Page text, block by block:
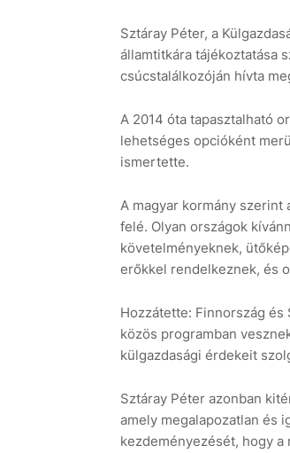
Sztáray Péter, a
államtitkára tájékoztatása
csúcstalálkozóján hívta
A 2014 óta tapasztalható
lehetséges opcióként
ismertette.
A magyar kormány szerint
felé. Olyan országok
követelményeknek,
erőkkel rendelkeznek, és
Hozzátette: Finnország
közös programban
külgazdasági érdekeit
Sztáray Péter azonban
amely megalapozatlan és
kezdeményezését, hogy